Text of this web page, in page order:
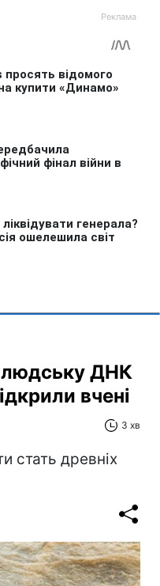
людську ДНК
вчені
3 хв
стать древніх